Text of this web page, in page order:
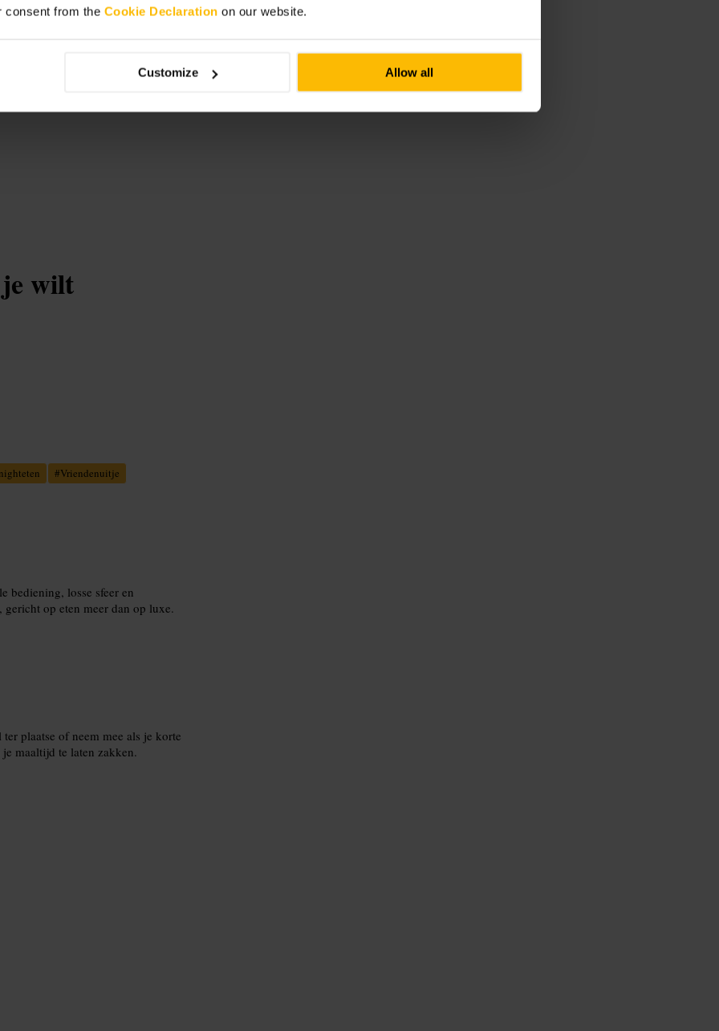
consent from the Cookie Declaration on our website.
Customize Allow all
wilt
#Vriendenuitje
bediening, losse sfeer en
op eten meer dan op luxe.
plaatse of neem mee als je korte
maaltijd te laten zakken.